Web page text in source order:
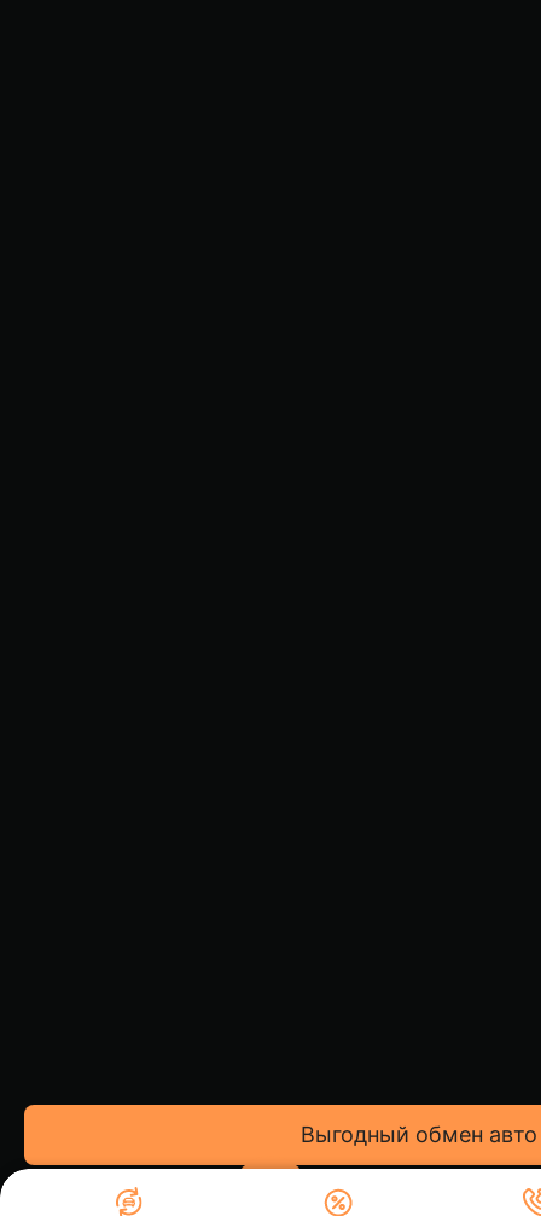
Выгодный обмен авто